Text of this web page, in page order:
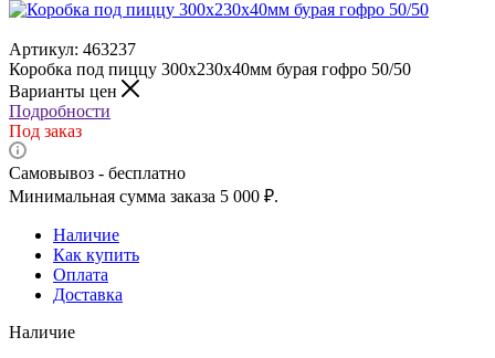
Артикул: 463237
Коробка под пиццу 300х230х40мм бурая гофро 50/50
Варианты цен
Подробности
Под заказ
Самовывоз - бесплатно
Минимальная сумма заказа 5 000 ₽.
Наличие
Как купить
Оплата
Доставка
Наличие